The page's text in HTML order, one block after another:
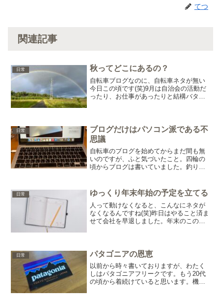
てつ
関連記事
日常 秋ってどこにあるの？
自転車ブログなのに、自転車ネタが無い
今日この頃です(笑)9月は自治会の活動だ
ったり、お仕事があったりと結構バタバ
やがてそれがストレスに...
日常
ブログだけはパソコン派である不
思議
自転車のブログを始めてからまだ間も無
いのですが、ふと気づいたこと。四輪の
頃からブログは書いていました。釣りの
やめてしまったので、書くネタがすっか
り無くなってしまいま...
日常 ゆっくり年末年始の予定を立てる
人って動けなくなると、こんなにネタが
なくなるんですね(笑)昨日はやること済ま
せて会社を早退しました。年末のこの時
やはりそれだけでは余計...
日常 パタゴニアの恩恵
以前から時々書いておりますが、わたく
しはパタゴニアフリークです。もう20代
の頃から着続けていると思います。機能